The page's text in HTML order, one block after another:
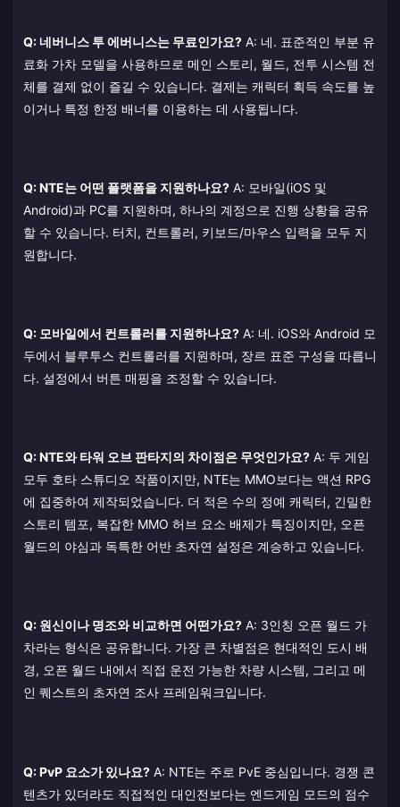
Q: 네버니스 투 에버니스는 무료인가요? A: 네. 표준적인 부분 유
료화 가차 모델을 사용하므로 메인 스토리, 월드, 전투 시스템 전
체를 결제 없이 즐길 수 있습니다. 결제는 캐릭터 획득 속도를 높
이거나 특정 한정 배너를 이용하는 데 사용됩니다.
Q: NTE는 어떤 플랫폼을 지원하나요? A: 모바일(iOS 및
Android)과 PC를 지원하며, 하나의 계정으로 진행 상황을 공유
할 수 있습니다. 터치, 컨트롤러, 키보드/마우스 입력을 모두 지
원합니다.
Q: 모바일에서 컨트롤러를 지원하나요? A: 네. iOS와 Android 모
두에서 블루투스 컨트롤러를 지원하며, 장르 표준 구성을 따릅니
다. 설정에서 버튼 매핑을 조정할 수 있습니다.
Q: NTE와 타워 오브 판타지의 차이점은 무엇인가요? A: 두 게임
모두 호타 스튜디오 작품이지만, NTE는 MMO보다는 액션 RPG
에 집중하여 제작되었습니다. 더 적은 수의 정예 캐릭터, 긴밀한
스토리 템포, 복잡한 MMO 허브 요소 배제가 특징이지만, 오픈
월드의 야심과 독특한 어반 초자연 설정은 계승하고 있습니다.
Q: 원신이나 명조와 비교하면 어떤가요? A: 3인칭 오픈 월드 가
차라는 형식은 공유합니다. 가장 큰 차별점은 현대적인 도시 배
경, 오픈 월드 내에서 직접 운전 가능한 차량 시스템, 그리고 메
인 퀘스트의 초자연 조사 프레임워크입니다.
Q: PvP 요소가 있나요? A: NTE는 주로 PvE 중심입니다. 경쟁 콘
텐츠가 있더라도 직접적인 대인전보다는 엔드게임 모드의 점수